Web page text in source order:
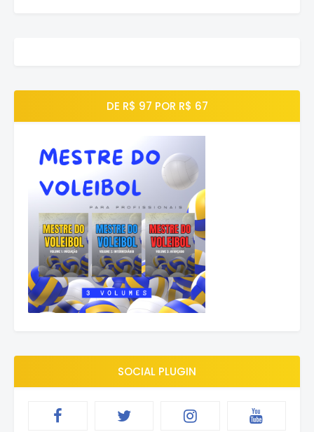
DE R$ 97 POR R$ 67
SOCIAL PLUGIN